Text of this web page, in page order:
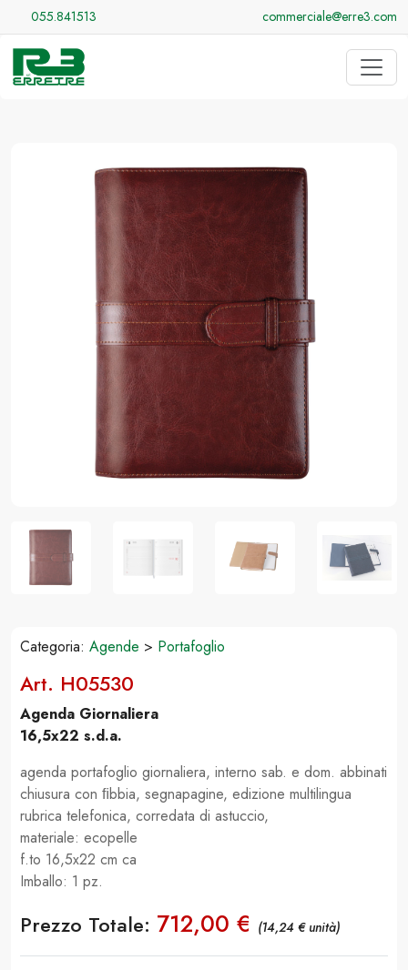
055.841513 commerciale@erre3.com
Categoria: Agende > Portafoglio
Art. H05530
Agenda Giornaliera
16,5x22 s.d.a.
agenda portafoglio giornaliera, interno sab. e dom. abbinati
chiusura con ﬁbbia, segnapagine, edizione multilingua
rubrica telefonica, corredata di astuccio,
materiale: ecopelle
f.to 16,5x22 cm ca
​​​​​​​Imballo: 1 pz.
Prezzo Totale: 712,00 € (14,24 € unità)